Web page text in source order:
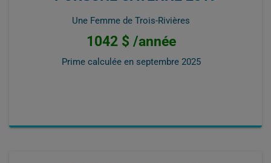
Une Femme de Trois-Rivières
1042 $ /année
Prime calculée en septembre 2025